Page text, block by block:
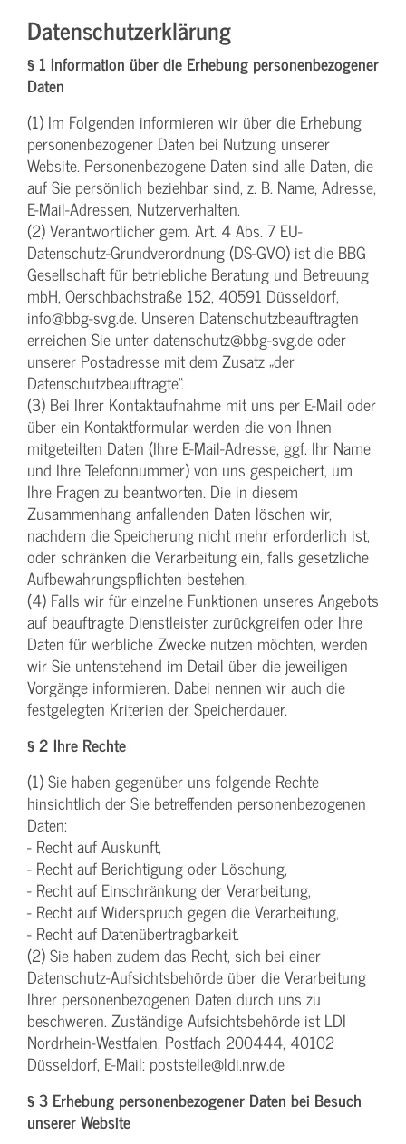
Datenschutzerklärung
§ 1 Information über die Erhebung personenbezogener
Daten
(1) Im Folgenden informieren wir über die Erhebung
personenbezogener Daten bei Nutzung unserer
Website. Personenbezogene Daten sind alle Daten, die
auf Sie persönlich beziehbar sind, z. B. Name, Adresse,
E-Mail-Adressen, Nutzerverhalten.
(2) Verantwortlicher gem. Art. 4 Abs. 7 EU-
Datenschutz-Grundverordnung (DS-GVO) ist die BBG
Gesellschaft für betriebliche Beratung und Betreuung
mbH, Oerschbachstraße 152, 40591 Düsseldorf,
info@bbg-svg.de. Unseren Datenschutzbeauftragten
erreichen Sie unter datenschutz@bbg-svg.de oder
unserer Postadresse mit dem Zusatz „der
Datenschutzbeauftragte“.
(3) Bei Ihrer Kontaktaufnahme mit uns per E-Mail oder
über ein Kontaktformular werden die von Ihnen
mitgeteilten Daten (Ihre E-Mail-Adresse, ggf. Ihr Name
und Ihre Telefonnummer) von uns gespeichert, um
Ihre Fragen zu beantworten. Die in diesem
Zusammenhang anfallenden Daten löschen wir,
nachdem die Speicherung nicht mehr erforderlich ist,
oder schränken die Verarbeitung ein, falls gesetzliche
Aufbewahrungspflichten bestehen.
(4) Falls wir für einzelne Funktionen unseres Angebots
auf beauftragte Dienstleister zurückgreifen oder Ihre
Daten für werbliche Zwecke nutzen möchten, werden
wir Sie untenstehend im Detail über die jeweiligen
Vorgänge informieren. Dabei nennen wir auch die
festgelegten Kriterien der Speicherdauer.
§ 2 Ihre Rechte
(1) Sie haben gegenüber uns folgende Rechte
hinsichtlich der Sie betreffenden personenbezogenen
Daten:
- Recht auf Auskunft,
- Recht auf Berichtigung oder Löschung,
- Recht auf Einschränkung der Verarbeitung,
- Recht auf Widerspruch gegen die Verarbeitung,
- Recht auf Datenübertragbarkeit.
(2) Sie haben zudem das Recht, sich bei einer
Datenschutz-Aufsichtsbehörde über die Verarbeitung
Ihrer personenbezogenen Daten durch uns zu
beschweren. Zuständige Aufsichtsbehörde ist LDI
Nordrhein-Westfalen, Postfach 200444, 40102
Düsseldorf, E-Mail: poststelle@ldi.nrw.de
§ 3 Erhebung personenbezogener Daten bei Besuch
unserer Website